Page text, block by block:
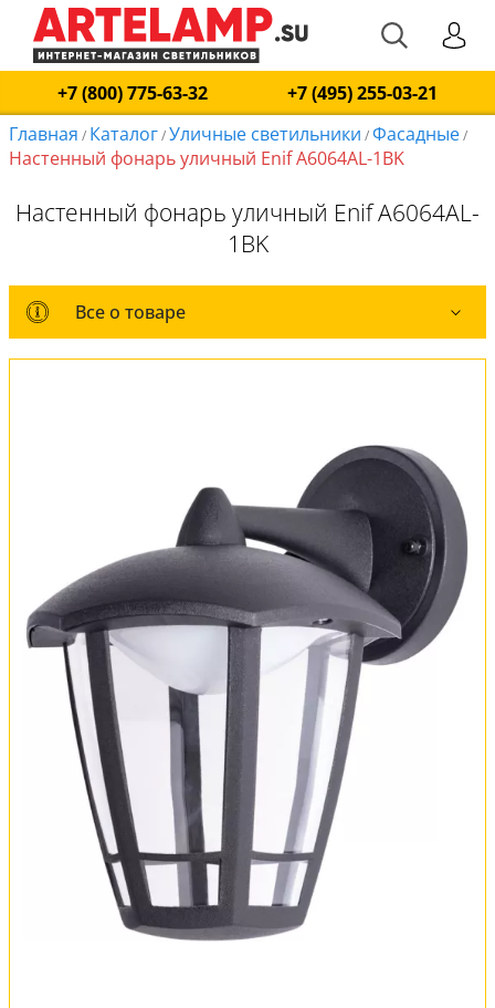
+7 (800) 775-63-32
+7 (495) 255-03-21
Главная / Каталог/Уличные светильники /Фасадные/
Настенный фонарь уличный Enif A6064AL-1BK
Настенный фонарь уличный Enif A6064AL-
1BK
Все о товаре
Все о товаре
Оплата и доставка
Обмен и возврат
Установка
FAQ
Отзывы